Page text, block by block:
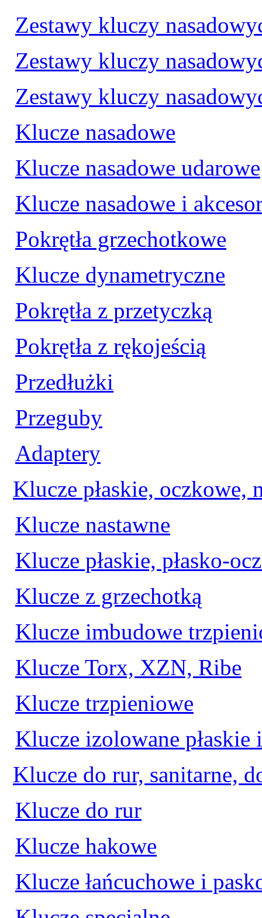
Zestawy kluczy
Zestawy kluczy
Zestawy kluczy
Klucze nasadowe
Klucze nasadowe udarowe
Klucze nasadowe i
Pokrętła grzechotkowe
Klucze dynametryczne
Pokrętła z przetyczką
Pokrętła z rękojeścią
Przedłużki
Przeguby
Adaptery
Klucze płaskie, oczkowe,
Klucze nastawne
Klucze płaskie, płasko-
Klucze z grzechotką
Klucze imbudowe
Klucze Torx, XZN, Ribe
Klucze trzpieniowe
Klucze izolowane płaskie
Klucze do rur, sanitarne,
Klucze do rur
Klucze hakowe
Klucze łańcuchowe i